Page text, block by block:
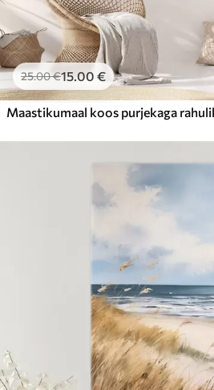
25.00€15.00 €